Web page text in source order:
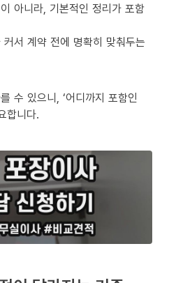
아니라, 기본적인 정리가 포함
서 계약 전에 명확히 맞춰두는
수 있으니, ‘어디까지 포함인
합니다.